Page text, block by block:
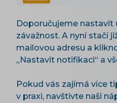
Doporučujeme nastavit
závažnost. A nyní stačí
mailovou adresu a
„Nastavit notifikaci“ a
Pokud vás zajímá více
v praxi, navštivte naši